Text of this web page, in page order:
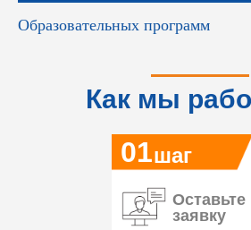
Образовательных программ
Как мы
01
Оставьте
заявку
шаг